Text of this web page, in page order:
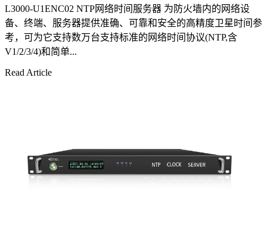
L3000-U1ENC02 NTP网络时间服务器 为防火墙内的网络设
备、终端、服务器提供准确、可靠和安全的高精度卫星时间参
考，可为它支持数万台支持标准的网络时间协议(NTP,含
V1/2/3/4)和简单...
Read Article